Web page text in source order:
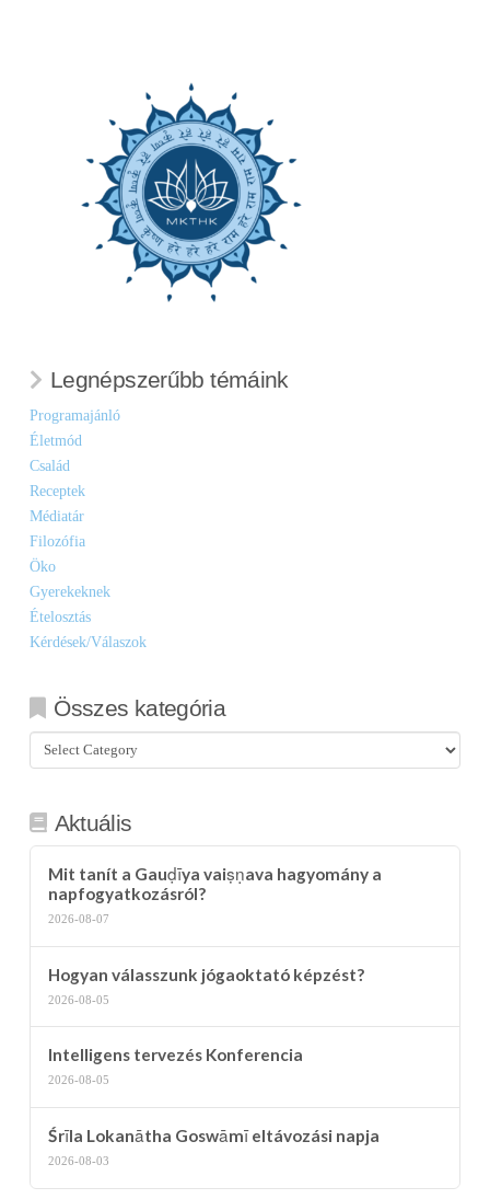
Legnépszerűbb témáink
Programajánló
Életmód
Család
Receptek
Médiatár
Filozófia
Öko
Gyerekeknek
Ételosztás
Kérdések/Válaszok
Összes kategória
Összes
kategória
Aktuális
Mit tanít a Gauḍīya vaiṣṇava hagyomány a
napfogyatkozásról?
2026-08-07
Hogyan válasszunk jógaoktató képzést?
2026-08-05
Intelligens tervezés Konferencia
2026-08-05
Śrīla Lokanātha Goswāmī eltávozási napja
2026-08-03